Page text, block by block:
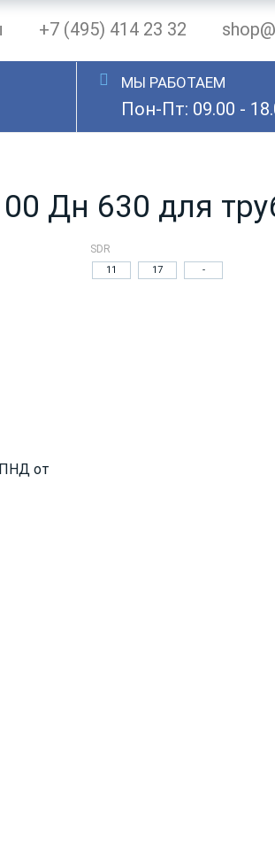
+7 (495) 414 23 32
МЫ РАБОТАЕМ
Пон-Пт: 09.00 -
Дн 630 для
SDR
11 17 -